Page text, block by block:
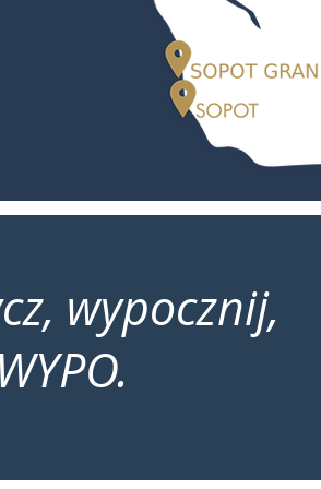
wypocznij,
WYPO.